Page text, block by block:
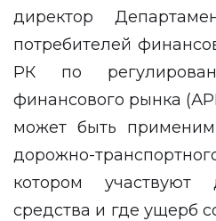
директор
потребителей
РК по
финансового рынка
может быть
дорожно-
котором участвуют
средства и где ущерб